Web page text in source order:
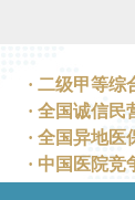
· 二级甲等综
· 全国诚信民
· 全国异地医
· 中国医院竞